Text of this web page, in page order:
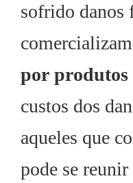
sofrido danos
por produtos
custos dos
aqueles que
pode se